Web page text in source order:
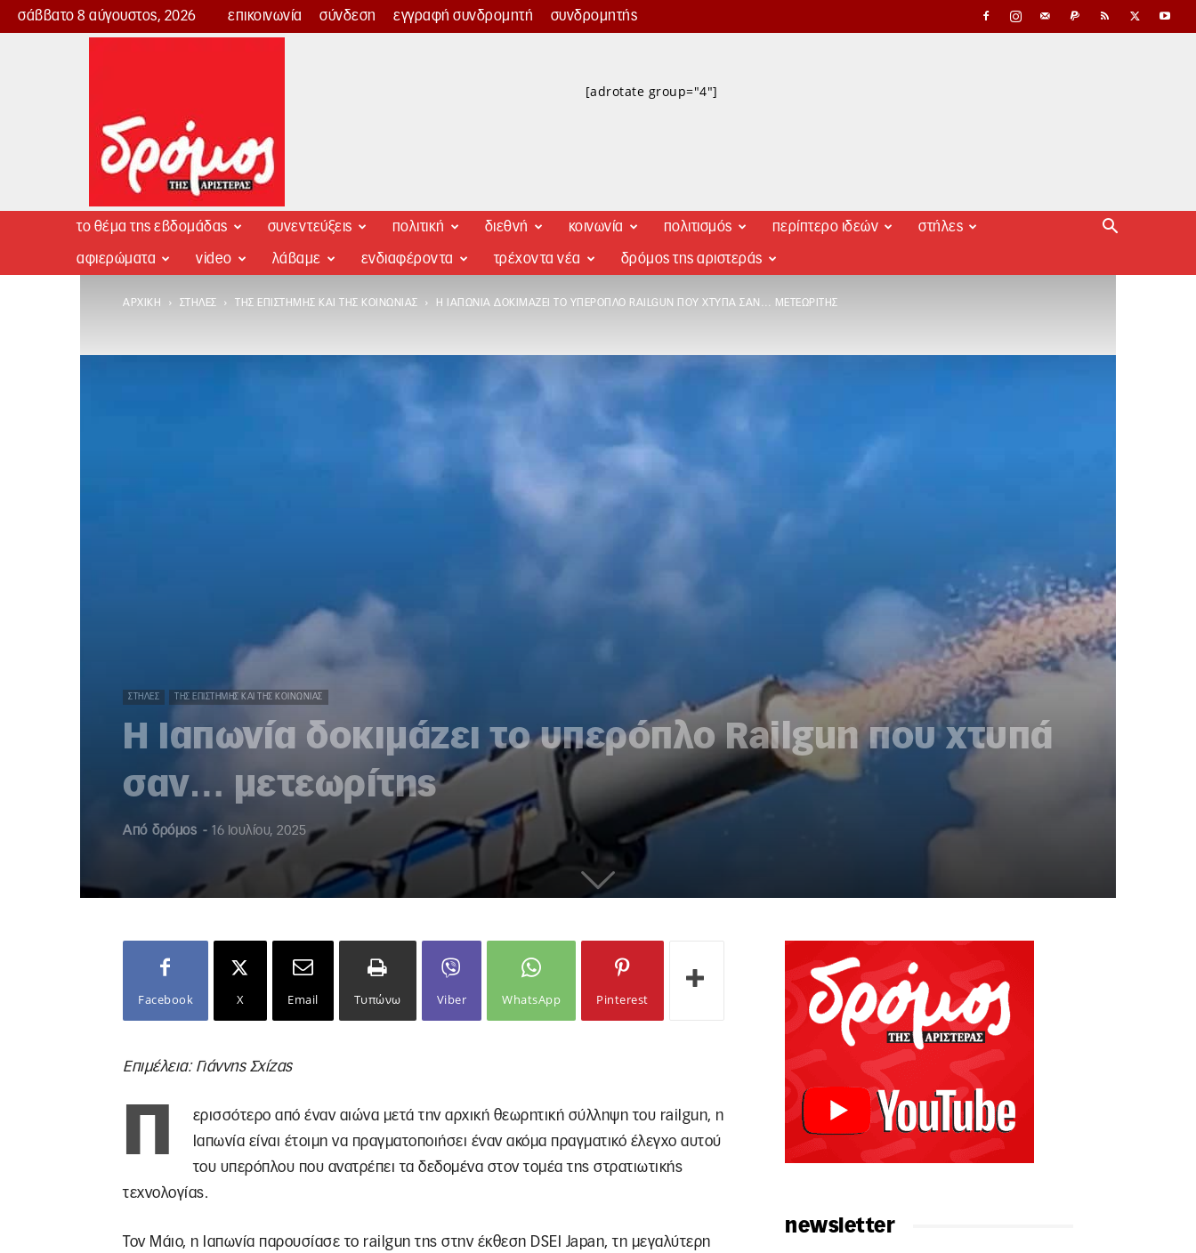
σάββατο 8 αύγουστος, 2026 επικοινωνία σύνδεση εγγραφή συνδρομητή συνδρομητής
Δρόμος
[adrotate group="4"]
το θέμα της εβδομάδας συνεντεύξεις πολιτική διεθνή κοινωνία πολιτισμός περίπτερο ιδεών στήλες
αφιερώματα video λάβαμε ενδιαφέροντα τρέχοντα νέα δρόμος της αριστεράς
ΑΡΧΙΚΉ ΣΤΉΛΕΣ ΤΗΣ ΕΠΙΣΤΉΜΗΣ ΚΑΙ ΤΗΣ ΚΟΙΝΩΝΊΑΣ Η ΙΑΠΩΝΊΑ ΔΟΚΙΜΆΖΕΙ ΤΟ ΥΠΕΡΌΠΛΟ RAILGUN ΠΟΥ ΧΤΥΠΆ ΣΑΝ… ΜΕΤΕΩΡΊΤΗΣ
ΣΤΉΛΕΣ ΤΗΣ ΕΠΙΣΤΉΜΗΣ ΚΑΙ ΤΗΣ ΚΟΙΝΩΝΊΑΣ
Η Ιαπωνία δοκιμάζει το υπερόπλο Railgun που χτυπά
σαν… μετεωρίτης
Από δρόμος - 16 Ιουλίου, 2025
Facebook X Email Τυπώνω Viber WhatsApp Pinterest
Επιμέλεια: Γιάννης Σχίζας
Π
ερισσότερο από έναν αιώνα μετά την αρχική θεωρητική σύλληψη του railgun, η
Ιαπωνία είναι έτοιμη να πραγματοποιήσει έναν ακόμα πραγματικό έλεγχο αυτού
του υπερόπλου που ανατρέπει τα δεδομένα στον τομέα της στρατιωτικής
τεχνολογίας.
Τον Μάιο, η Ιαπωνία παρουσίασε το railgun της στην έκθεση DSEI Japan, τη μεγαλύτερη
newsletter